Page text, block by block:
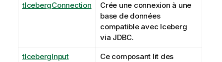
tIcebergConnection
Crée une connexion à une
base de données
compatible avec Iceberg
via JDBC.
tIcebergInput
Ce composant lit des